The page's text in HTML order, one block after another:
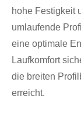
hohe Festigkeit
umlaufende
eine optimale
Laufkomfort
die breiten
erreicht.